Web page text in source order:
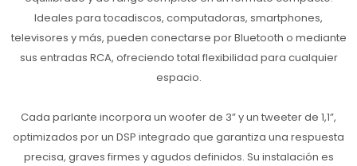
Ideales para tocadiscos, computadoras, smartphones,
televisores y más, pueden conectarse por Bluetooth o mediante
sus entradas RCA, ofreciendo total flexibilidad para cualquier
espacio.
Cada parlante incorpora un woofer de 3” y un tweeter de 1,1”,
optimizados por un DSP integrado que garantiza una respuesta
precisa, graves firmes y agudos definidos. Su instalación es